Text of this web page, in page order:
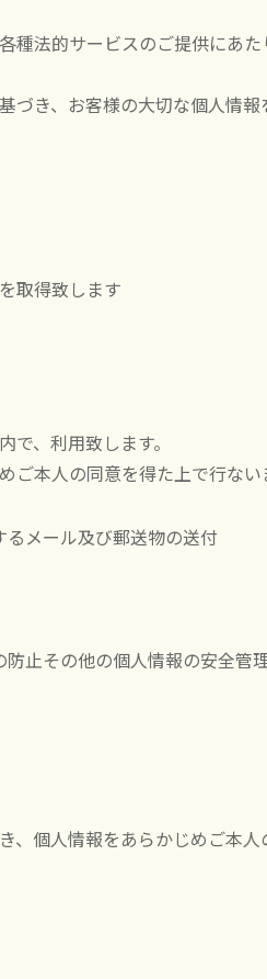
種法的サービスのご提供にあ
づき、お客様の大切な個人情報
取得致します
、利用致します。
本人の同意を得た上で行ない
メール及び郵送物の送付
止その他の個人情報の安全管
、個人情報をあらかじめご本人